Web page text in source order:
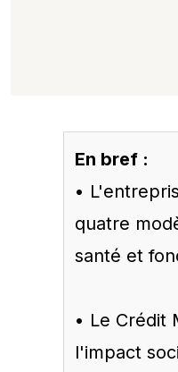
En bref :
•
quatre
santé et
• Le Crédit
l'impact